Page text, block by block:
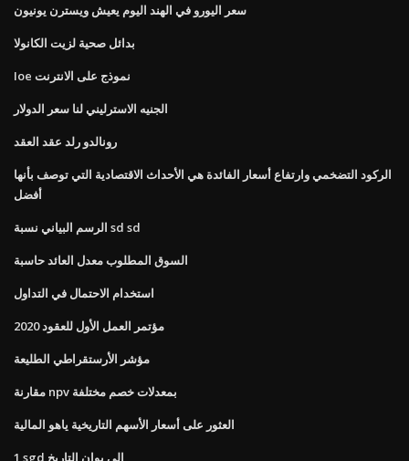
سعر اليورو في الهند اليوم يعيش ويسترن يونيون
بدائل صحية لزيت الكانولا
Ioe نموذج على الانترنت
الجنيه الاسترليني لنا سعر الدولار
رونالدو رلد عقد العقد
الركود التضخمي وارتفاع أسعار الفائدة هي الأحداث الاقتصادية التي توصف بأنها
أفضل
الرسم البياني نسبة sd sd
السوق المطلوب معدل العائد حاسبة
استخدام الاحتمال في التداول
مؤتمر العمل الأول للعقود 2020
مؤشر الأرستقراطي الطليعة
مقارنة npv بمعدلات خصم مختلفة
العثور على أسعار الأسهم التاريخية ياهو المالية
1 sgd إلى يوان التاريخ